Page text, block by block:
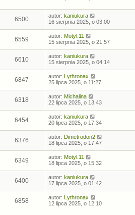
6500 autor: kaniukura
16 sierpnia 2025, o 03:00
6559 autor: Motyl.11
15 sierpnia 2025, o 21:57
6610 autor: kaniukura
15 sierpnia 2025, o 04:14
6847 autor: Lythronax
25 lipca 2025, o 11:27
6318 autor: Michalina
22 lipca 2025, o 13:43
6454 autor: kaniukura
20 lipca 2025, o 17:34
6376 autor: Dimetrodon2
18 lipca 2025, o 17:47
6349 autor: Motyl.11
18 lipca 2025, o 15:32
6400 autor: kaniukura
17 lipca 2025, o 01:42
6858 autor: Lythronax
12 lipca 2025, o 12:10